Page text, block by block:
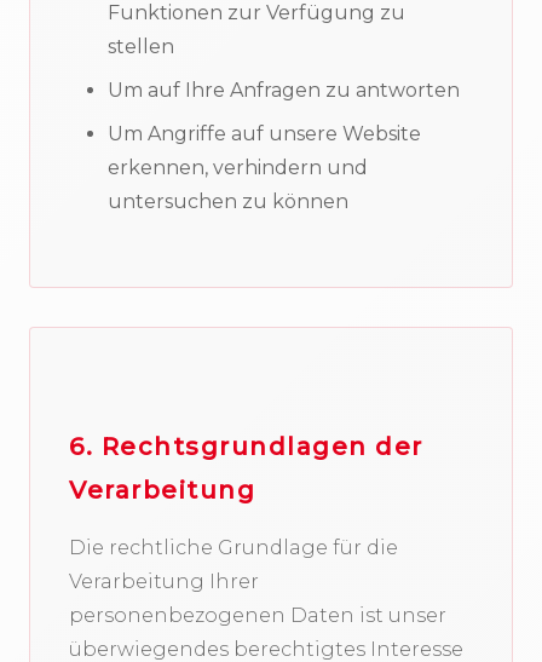
Funktionen zur Verfügung zu
stellen
Um auf Ihre Anfragen zu antworten
Um Angriffe auf unsere Website
erkennen, verhindern und
untersuchen zu können
6. Rechtsgrundlagen der
Verarbeitung
Die rechtliche Grundlage für die
Verarbeitung Ihrer
personenbezogenen Daten ist unser
überwiegendes berechtigtes Interesse